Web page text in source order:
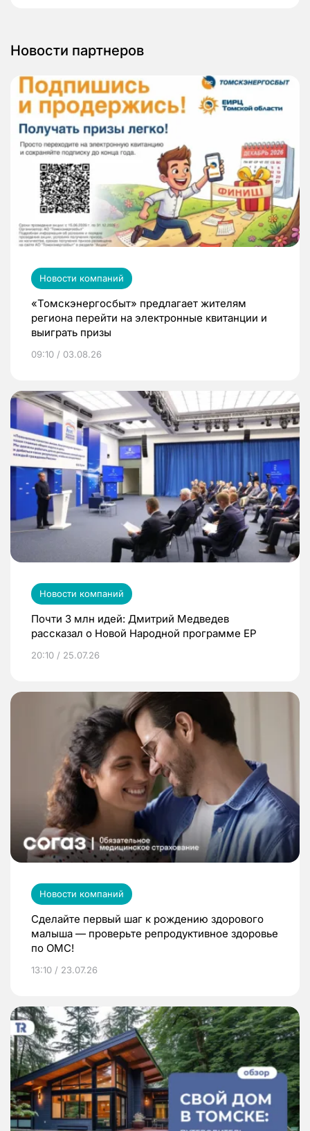
Новости партнеров
Новости компаний
«Томскэнергосбыт» предлагает жителям
региона перейти на электронные квитанции и
выиграть призы
09:10 / 03.08.26
Новости компаний
Почти 3 млн идей: Дмитрий Медведев
рассказал о Новой Народной программе ЕР
20:10 / 25.07.26
Новости компаний
Сделайте первый шаг к рождению здорового
малыша — проверьте репродуктивное здоровье
по ОМС!
13:10 / 23.07.26